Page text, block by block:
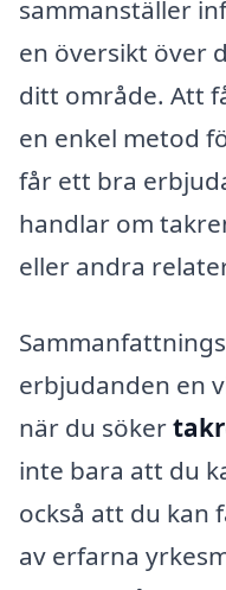
sammanställer
en översikt över
ditt område. Att
en enkel metod
får ett bra
handlar om
eller andra
erbjudanden en
när du söker
inte bara att du
också att du kan
av erfarna